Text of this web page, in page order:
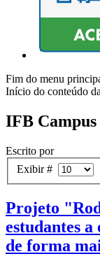
Fim do menu
Início do conteúdo
IFB Campus
Escrito por
Exibir #
Projeto
estudantes
de forma